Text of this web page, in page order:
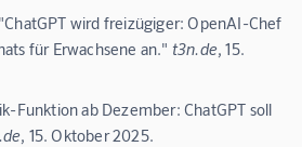
wird freizügiger: OpenAI-Chef
für Erwachsene an." t3n.de, 15.
Funktion ab Dezember: ChatGPT soll
, 15. Oktober 2025.